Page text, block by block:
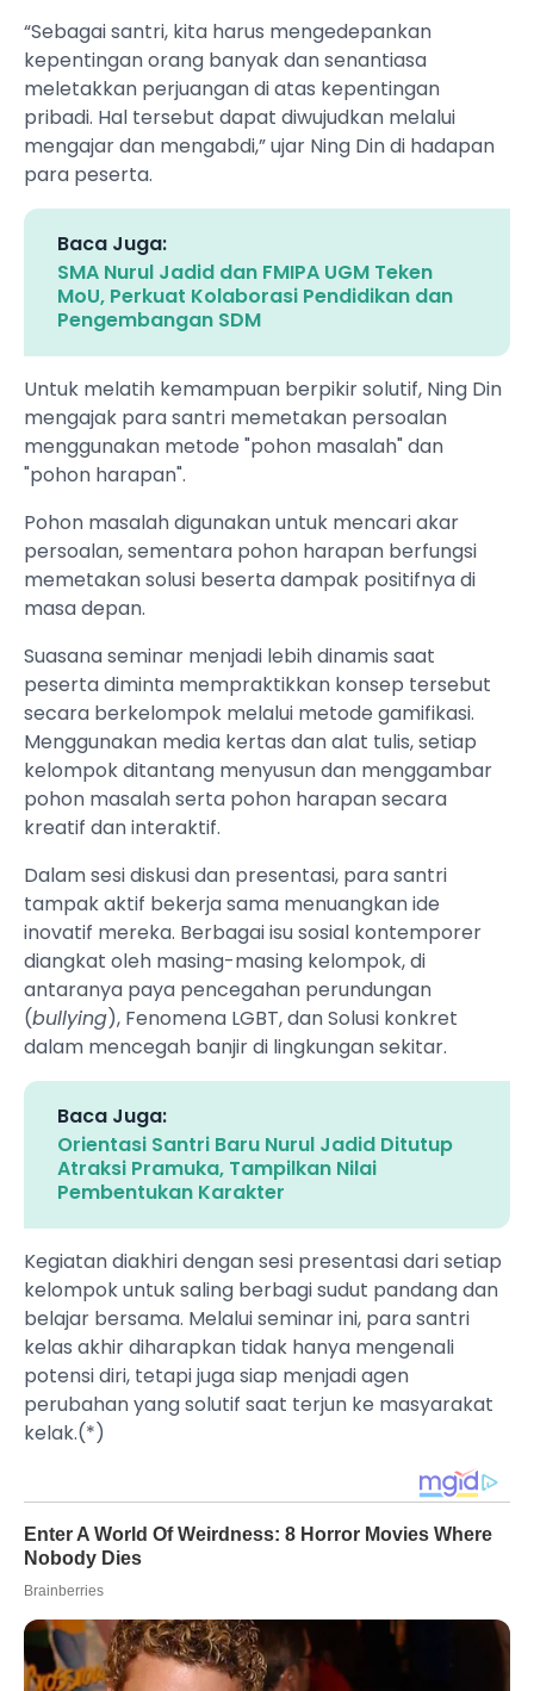
“Sebagai santri, kita harus mengedepankan
kepentingan orang banyak dan senantiasa
meletakkan perjuangan di atas kepentingan
pribadi. Hal tersebut dapat diwujudkan melalui
mengajar dan mengabdi,” ujar Ning Din di hadapan
para peserta.
Baca Juga:
SMA Nurul Jadid dan FMIPA UGM Teken
MoU, Perkuat Kolaborasi Pendidikan dan
Pengembangan SDM
Untuk melatih kemampuan berpikir solutif, Ning Din
mengajak para santri memetakan persoalan
menggunakan metode "pohon masalah" dan
"pohon harapan".
Pohon masalah digunakan untuk mencari akar
persoalan, sementara pohon harapan berfungsi
memetakan solusi beserta dampak positifnya di
masa depan.
Suasana seminar menjadi lebih dinamis saat
peserta diminta mempraktikkan konsep tersebut
secara berkelompok melalui metode gamifikasi.
Menggunakan media kertas dan alat tulis, setiap
kelompok ditantang menyusun dan menggambar
pohon masalah serta pohon harapan secara
kreatif dan interaktif.
Dalam sesi diskusi dan presentasi, para santri
tampak aktif bekerja sama menuangkan ide
inovatif mereka. Berbagai isu sosial kontemporer
diangkat oleh masing-masing kelompok, di
antaranya paya pencegahan perundungan
(bullying), Fenomena LGBT, dan Solusi konkret
dalam mencegah banjir di lingkungan sekitar.
Baca Juga:
Orientasi Santri Baru Nurul Jadid Ditutup
Atraksi Pramuka, Tampilkan Nilai
Pembentukan Karakter
Kegiatan diakhiri dengan sesi presentasi dari setiap
kelompok untuk saling berbagi sudut pandang dan
belajar bersama. Melalui seminar ini, para santri
kelas akhir diharapkan tidak hanya mengenali
potensi diri, tetapi juga siap menjadi agen
perubahan yang solutif saat terjun ke masyarakat
kelak.(*)